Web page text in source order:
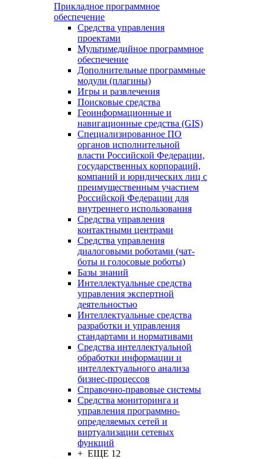
Прикладное программное
обеспечение
Средства управления
проектами
Мультимедийное программное
обеспечение
Дополнительные программные
модули (плагины)
Игры и развлечения
Поисковые средства
Геоинформационные и
навигационные средства (GIS)
Специализированное ПО
органов исполнительной
власти Российской Федерации,
государственных корпораций,
компаний и юридических лиц с
преимущественным участием
Российской Федерации для
внутреннего использования
Средства управления
контактными центрами
Средства управления
диалоговыми роботами (чат-
боты и голосовые роботы)
Базы знаний
Интеллектуальные средства
управления экспертной
деятельностью
Интеллектуальные средства
разработки и управления
стандартами и нормативами
Средства интеллектуальной
обработки информации и
интеллектуального анализа
бизнес-процессов
Справочно-правовые системы
Средства мониторинга и
управления программно-
определяемых сетей и
виртуализации сетевых
функций
+ ЕЩЕ 12